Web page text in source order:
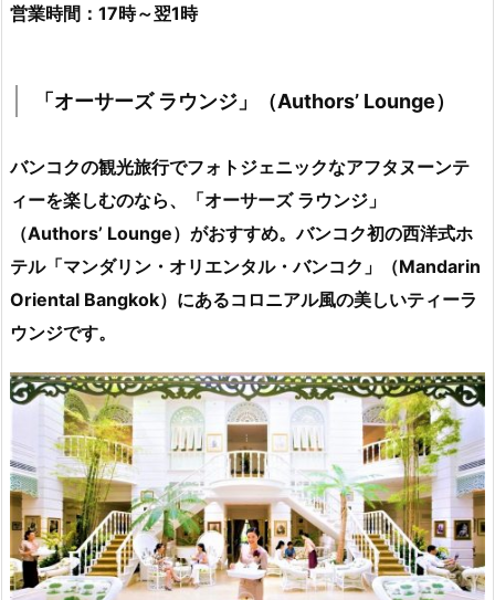
営業時間：17時～翌1時
「オーサーズ ラウンジ」（Authors’ Lounge）
バンコクの観光旅行でフォトジェニックなアフタヌーンテ
ィーを楽しむのなら、「オーサーズ ラウンジ」
（Authors’ Lounge）がおすすめ。バンコク初の西洋式ホ
テル「マンダリン・オリエンタル・バンコク」（Mandarin
Oriental Bangkok）にあるコロニアル風の美しいティーラ
ウンジです。